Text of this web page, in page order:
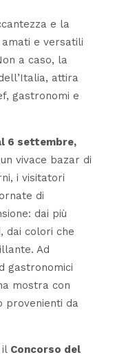
e la
e versatili
a caso, la
attira
gastronomi e
6 settembre,
vivace bazar di
i visitatori
di
dai più
dai colori che
Ad
gastronomici
mostra con
provenienti da
il Concorso del